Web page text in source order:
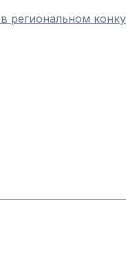
региональном